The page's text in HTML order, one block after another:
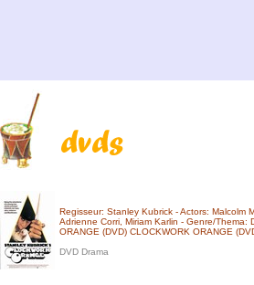
Regisseur: Stanley Kubrick - Actors: Malcolm
Adrienne Corri, Miriam Karlin - Genre/Thema:
ORANGE (DVD) CLOCKWORK ORANGE
DVD Drama